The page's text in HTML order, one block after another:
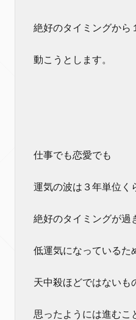
絶好のタイミングから
動こうとします。
仕事でも恋愛でも
運気の波は３年単位く
絶好のタイミングが過
低運気になっているた
天中殺ほどではないも
思ったようには進むこ